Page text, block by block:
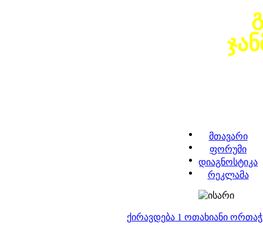
მთავარი
ფორუმი
დიაგნოსტიკა
რეკლამა
ქირავდება 1 ოთახიანი